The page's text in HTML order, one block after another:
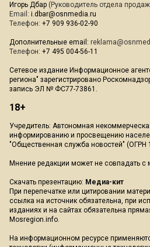
Игорь Дбар (Руководитель отдела
Email: i.dbar@osnmedia.ru
Телефон: +7 909 936-02-90
Дополнительные email:
Телефон: +7 495 004-56-11
Сетевое издание Информационное
региона" зарегистрировано
запись ЭЛ № ФС77-73861.
18+
Учредитель: Автономная
информированию и просвещению
"Общественная служба новостей" (ОГРН
Мнение редакции может не совпадать с
Скачать презентацию: Медиа-кит
При перепечатке или цитировании
ссылка на источник обязательна, при
изданиях и на сайтах обязательна
Mosregion.info.
На информационном ресурсе